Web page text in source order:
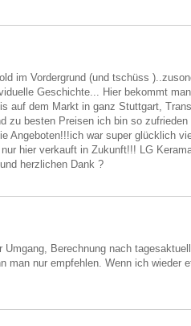
im Vordergrund (und tschüss
Geschichte... Hier bekommt
auf dem Markt in ganz Stuttgart,
zu besten Preisen ich bin so zufrieden
Angeboten!!!ich war super glücklich
hier verkauft in Zukunft!!! LG
herzlichen Dank ?
Berechnung nach
man nur empfehlen. Wenn ich wieder